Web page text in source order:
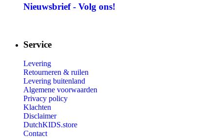
Nieuwsbrief - Volg ons!
Service
Levering
Retourneren & ruilen
Levering buitenland
Algemene voorwaarden
Privacy policy
Klachten
Disclaimer
DutchKIDS.store
Contact